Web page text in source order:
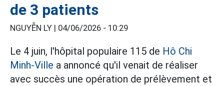
de 3 patients
NGUYỄN LY | 04/06/2026 - 10:29
Le 4 juin, l'hôpital populaire 115 de Hô Chi
Minh-Ville a annoncé qu'il venait de réaliser
avec succès une opération de prélèvement et